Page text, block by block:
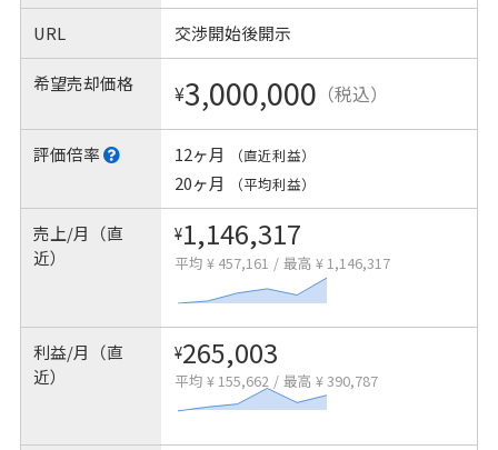
URL 交渉開始後開示
希望売却価格 ¥3,000,000 （税込）
評価倍率 12ヶ月 （直近利益）
20ヶ月 （平均利益）
売上/月（直
近）
¥1,146,317
平均 ¥ 457,161 / 最高 ¥ 1,146,317
利益/月（直
近）
¥265,003
平均 ¥ 155,662 / 最高 ¥ 390,787